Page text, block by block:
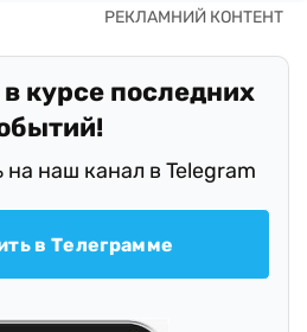
курсе последних
наш канал в Telegram
в Телеграмме